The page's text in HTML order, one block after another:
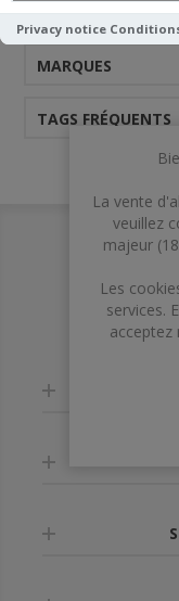
Privacy notice
CATÉGORIES
MARQUES
TAGS FRÉQUENTS
La vente
veuillez
majeur
Les
services.
acceptez